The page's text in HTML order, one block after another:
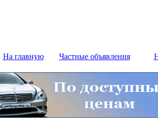
На главную Частные объявления